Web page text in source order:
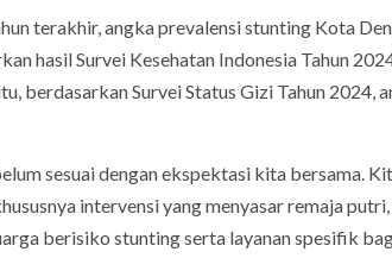
terakhir, angka prevalensi stunting Kota
hasil Survei Kesehatan Indonesia Tahun
berdasarkan Survei Status Gizi Tahun 2024,
sesuai dengan ekspektasi kita bersama.
intervensi yang menyasar remaja
berisiko stunting serta layanan spesifik